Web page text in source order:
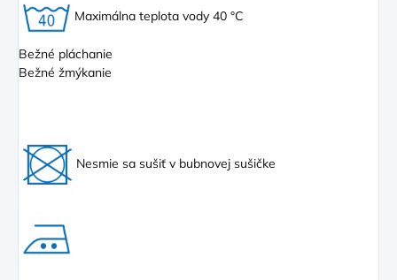
Maximálna teplota vody 40 °C
Bežné pláchanie
Bežné žmýkanie
Nesmie sa sušiť v bubnovej sušičke